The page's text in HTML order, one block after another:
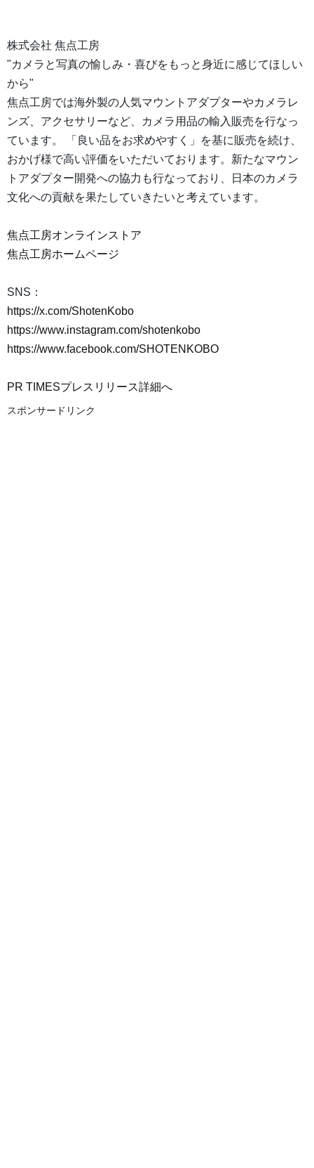
株式会社 焦点工房
"カメラと写真の愉しみ・喜びをもっと身近に感じてほしい
から"
焦点工房では海外製の人気マウントアダプターやカメラレ
ンズ、アクセサリーなど、カメラ用品の輸入販売を行なっ
ています。 「良い品をお求めやすく」を基に販売を続け、
おかげ様で高い評価をいただいております。新たなマウン
トアダプター開発への協力も行なっており、日本のカメラ
文化への貢献を果たしていきたいと考えています。
焦点工房オンラインストア
焦点工房ホームページ
SNS：
https://x.com/ShotenKobo
https://www.instagram.com/shotenkobo
https://www.facebook.com/SHOTENKOBO
PR TIMESプレスリリース詳細へ
スポンサードリンク